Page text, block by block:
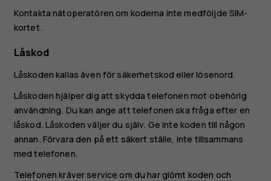
Kontakta nätoperatören om koderna inte medföljde SIM-
kortet.
Låskod
Låskoden kallas även för säkerhetskod eller lösenord.
Låskoden hjälper dig att skydda telefonen mot obehörig
användning. Du kan ange att telefonen ska fråga efter en
låskod. Låskoden väljer du själv. Ge inte koden till någon
annan. Förvara den på ett säkert ställe, inte tillsammans
med telefonen.
Telefonen kräver service om du har glömt koden och